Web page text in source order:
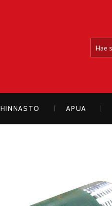
HINNASTO APUA